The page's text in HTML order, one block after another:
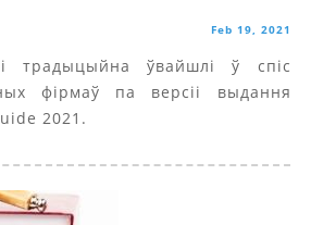
Feb 19, 2021
традыцыйна ўвайшлі ў спіс
фірмаў па версіі выдання
2021.